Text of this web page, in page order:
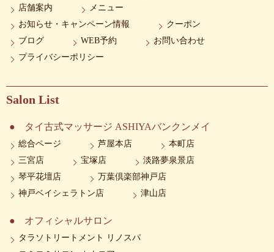
店舗案内
メニュー
お知らせ・キャンペーン情報
クーポン
ブログ
WEB予約
お問い合わせ
プライバシーポリシー
Salon List
タイ古式マッサージ ASHIYAバンクンメイ
総合ページ 芦屋本店
本町店
三宮店
宝塚店
淡路夢泉景店
琴平花壇店
万葉倶楽部神戸店
神戸ベイシェラトン店
津山店
オフィシャルサロン
タラソトリートメント リノスパ